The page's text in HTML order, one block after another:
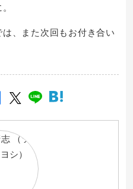
、また次回もお付き合い